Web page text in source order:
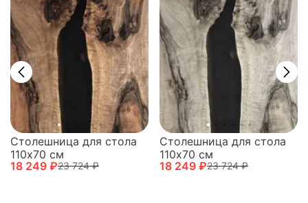
Столешница для стола
110х70 см
18 249 ₽23 724 ₽
Столешница для стола
110х70 см
18 249 ₽23 724 ₽